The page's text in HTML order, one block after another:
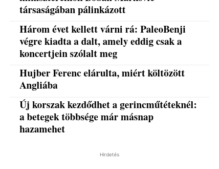
társaságában pálinkázott
Három évet kellett várni rá: PaleoBenji
végre kiadta a dalt, amely eddig csak a
koncertjein szólalt meg
Hujber Ferenc elárulta, miért költözött
Angliába
Új korszak kezdődhet a gerincműtéteknél:
a betegek többsége már másnap
hazamehet
Hirdetés